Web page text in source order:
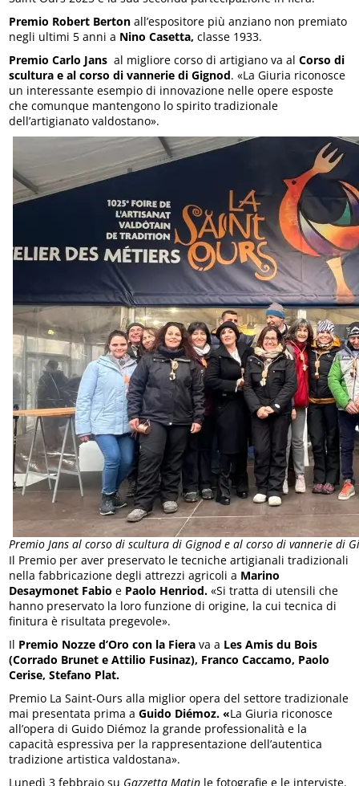
Premio Robert Bertonall’espositore più anziano non premiato
negli ultimi 5 anni a Nino Casetta,classe 1933.
Premio Carlo Jansal migliore corso di artigiano va alCorso di
scultura e al corso di vannerie di Gignod. «La Giuria riconosce
un interessante esempio di innovazione nelle opere esposte
che comunque mantengono lo spirito tradizionale
dell’artigianato valdostano».
Premio Jans al corso di scultura di Gignod e al corso di vannerie di
Il Premio per aver preservato le tecniche artigianali tradizionali
nella fabbricazione degli attrezzi agricoli a Marino
Desaymonet Fabioe Paolo Henriod.«Si tratta di utensili che
hanno preservato la loro funzione di origine, la cui tecnica di
finitura è risultata pregevole».
Il Premio Nozze d’Oro con la Fiera va a Les Amis du Bois
(Corrado Brunet e Attilio Fusinaz), Franco Caccamo, Paolo
Cerise, Stefano Plat.
Premio La Saint-Ours alla miglior opera del settore tradizionale
mai presentata prima aGuido Diémoz. «La Giuria riconosce
all’opera di Guido Diémoz la grande professionalità e la
capacità espressiva per la rappresentazione dell’autentica
tradizione artistica valdostana».
Lunedì 3 febbraio su Gazzetta Matin le fotografie e le interviste.